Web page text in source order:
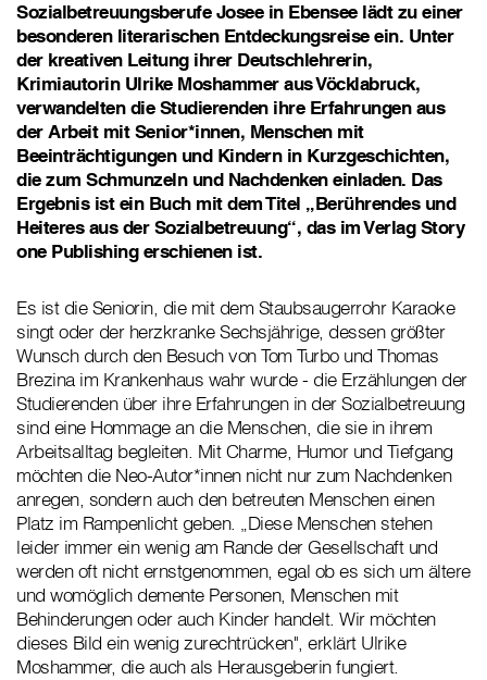
Sozialbetreuungsberufe Josee in Ebensee lädt zu einer
besonderen literarischen Entdeckungsreise ein. Unter
der kreativen Leitung ihrer Deutschlehrerin,
Krimiautorin Ulrike Moshammer aus Vöcklabruck,
verwandelten die Studierenden ihre Erfahrungen aus
der Arbeit mit Senior*innen, Menschen mit
Beeinträchtigungen und Kindern in Kurzgeschichten,
die zum Schmunzeln und Nachdenken einladen. Das
Ergebnis ist ein Buch mit dem Titel „Berührendes und
Heiteres aus der Sozialbetreuung“, das im Verlag Story
one Publishing erschienen ist.
Es ist die Seniorin, die mit dem Staubsaugerrohr Karaoke
singt oder der herzkranke Sechsjährige, dessen größter
Wunsch durch den Besuch von Tom Turbo und Thomas
Brezina im Krankenhaus wahr wurde - die Erzählungen der
Studierenden über ihre Erfahrungen in der Sozialbetreuung
sind eine Hommage an die Menschen, die sie in ihrem
Arbeitsalltag begleiten. Mit Charme, Humor und Tiefgang
möchten die Neo-Autor*innen nicht nur zum Nachdenken
anregen, sondern auch den betreuten Menschen einen
Platz im Rampenlicht geben. „Diese Menschen stehen
leider immer ein wenig am Rande der Gesellschaft und
werden oft nicht ernstgenommen, egal ob es sich um ältere
und womöglich demente Personen, Menschen mit
Behinderungen oder auch Kinder handelt. Wir möchten
dieses Bild ein wenig zurechtrücken", erklärt Ulrike
Moshammer, die auch als Herausgeberin fungiert.